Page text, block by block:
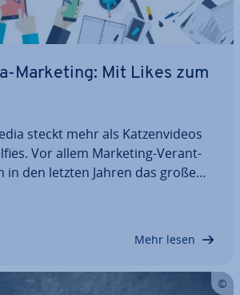
Marketing: Mit Likes zum
steckt mehr als Kat­zen­vi­de­os
Vor allem Marketing-Ver­ant­
in den letzten Jahren das große
jedes Un­ter­neh­men Facebook
Mehr lesen